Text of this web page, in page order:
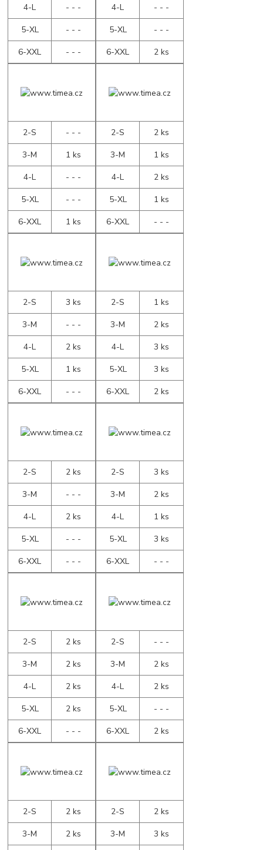
4-L
- - -
5-XL
- - -
6-XXL
- - -
4-L
- - -
5-XL
- - -
6-XXL
2 ks
2-S
- - -
3-M
1 ks
4-L
- - -
5-XL
- - -
6-XXL
1 ks
2-S
2 ks
3-M
1 ks
4-L
2 ks
5-XL
1 ks
6-XXL
- - -
2-S
3 ks
3-M
- - -
4-L
2 ks
5-XL
1 ks
6-XXL
- - -
2-S
1 ks
3-M
2 ks
4-L
3 ks
5-XL
3 ks
6-XXL
2 ks
2-S
2 ks
3-M
- - -
4-L
2 ks
5-XL
- - -
6-XXL
- - -
2-S
3 ks
3-M
2 ks
4-L
1 ks
5-XL
3 ks
6-XXL
- - -
2-S
2 ks
3-M
2 ks
4-L
2 ks
5-XL
2 ks
6-XXL
- - -
2-S
- - -
3-M
2 ks
4-L
2 ks
5-XL
- - -
6-XXL
2 ks
2-S
2 ks
3-M
2 ks
2-S
2 ks
3-M
3 ks